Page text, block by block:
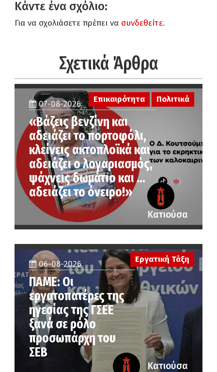
Κάντε ένα σχόλιο:
Για να σχολιάσετε πρέπει να συνδεθείτε.
Σχετικά Άρθρα
Επικαιρότητα Πολιτικά
07-08-2026
«Βάζεις βενζίνη και
αδειάζει το πορτοφόλι,
κλείνεις ακτοπλοϊκά και
αδειάζει ο λογαριασμός,
ψάχνεις δωμάτιο και …
αδειάζει το όνειρο!»
Κατιούσα
06-08-2026
ΠΑΜΕ: Οι
εργατοπατέρες της
ηγεσίας της ΓΣΕΕ
ξανά σε ρόλο
προσωπάρχη του
ΣΕΒ
Εργατική Τάξη
Κατιούσα